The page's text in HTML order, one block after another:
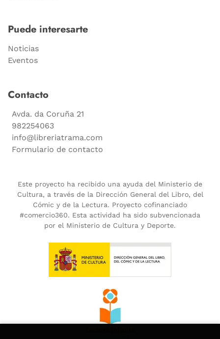
Puede interesarte
Noticias
Eventos
Contacto
Avda. da Coruña 21
982254063
info@libreriatrama.com
Formulario de contacto
Este proyecto ha recibido una ayuda del Ministerio de
Cultura, a través de la Dirección General del Libro, del
Cómic y de la Lectura. Proyecto cofinanciado
#comercio360. Esta actividad ha sido subvencionada
por el Ministerio de Cultura y Deporte.